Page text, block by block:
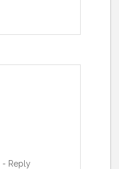
- Reply